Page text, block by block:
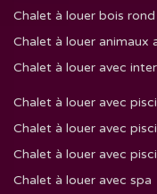
Chalet à louer bois rond
Chalet à louer animaux
Chalet à louer avec
Chalet à louer avec
Chalet à louer avec
Chalet à louer avec
Chalet à louer avec spa